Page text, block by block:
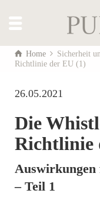
Home Sicherheit
Richtlinie der EU (1)
26.05.2021
Die
Richtlinie
Auswirkungen
– Teil 1